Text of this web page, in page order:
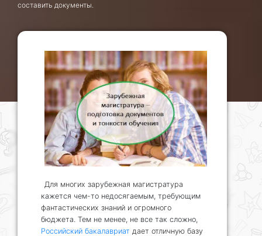
составить документы.
Для многих зарубежная магистратура
кажется чем-то недосягаемым, требующим
фантастических знаний и огромного
бюджета. Тем не менее, не все так сложно,
Российский бакалавриат дает отличную базу